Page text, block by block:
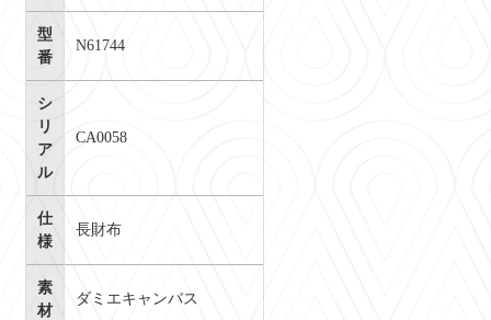
型
番
N61744
シ
リ
ア
ル
CA0058
仕
様
長財布
素
材
ダミエキャンバス